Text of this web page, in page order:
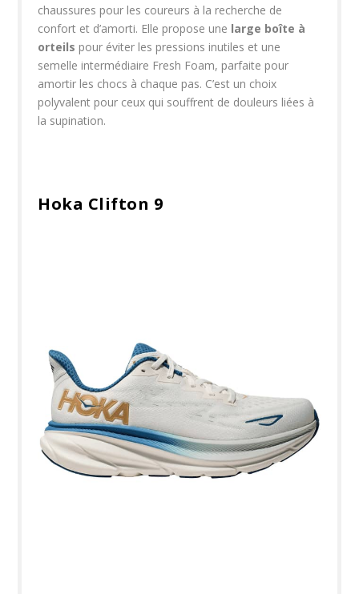
chaussures pour les coureurs à la recherche de
confort et d’amorti. Elle propose une large boîte à
orteils pour éviter les pressions inutiles et une
semelle intermédiaire Fresh Foam, parfaite pour
amortir les chocs à chaque pas. C’est un choix
polyvalent pour ceux qui souffrent de douleurs liées à
la supination.
Hoka Clifton 9